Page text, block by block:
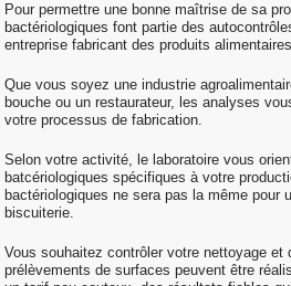
Pour permettre une bonne maîtrise de sa
bactériologiques font partie des
entreprise fabricant des produits
Que vous soyez une industrie
bouche ou un restaurateur, les analyses
votre processus de fabrication.
Selon votre activité, le laboratoire vous
batcériologiques spécifiques à votre
bactériologiques ne sera pas la même pour
biscuiterie.
Vous souhaitez contrôler votre nettoyage et
prélèvements de surfaces peuvent être